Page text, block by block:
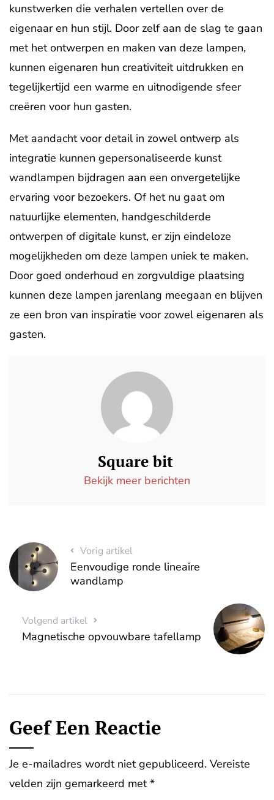
kunstwerken die verhalen vertellen over de
eigenaar en hun stijl. Door zelf aan de slag te gaan
met het ontwerpen en maken van deze lampen,
kunnen eigenaren hun creativiteit uitdrukken en
tegelijkertijd een warme en uitnodigende sfeer
creëren voor hun gasten.
Met aandacht voor detail in zowel ontwerp als
integratie kunnen gepersonaliseerde kunst
wandlampen bijdragen aan een onvergetelijke
ervaring voor bezoekers. Of het nu gaat om
natuurlijke elementen, handgeschilderde
ontwerpen of digitale kunst, er zijn eindeloze
mogelijkheden om deze lampen uniek te maken.
Door goed onderhoud en zorgvuldige plaatsing
kunnen deze lampen jarenlang meegaan en blijven
ze een bron van inspiratie voor zowel eigenaren als
gasten.
Square bit
Bekijk meer berichten
Vorig artikel
Eenvoudige ronde lineaire
wandlamp
Volgend artikel
Magnetische opvouwbare tafellamp
Geef Een Reactie
Je e-mailadres wordt niet gepubliceerd. Vereiste
velden zijn gemarkeerd met*